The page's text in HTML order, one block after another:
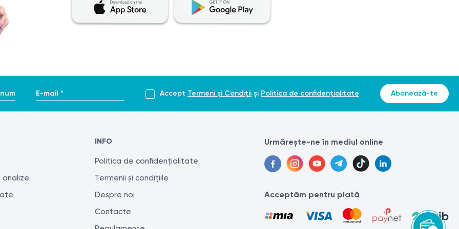
(la recomandarea medicului);
- doar cu acord medical).
timp de 2–3 zile;
care dispare de obicei în 1–3 zile. Firele de păr tratate cad treptat în 1–2 săptămâni. Dacă este necesar,
* E-mail * Accept Termeni și Condiții și Politica de confidențialitate Abonează-te
INFO
Politica de confidențialitate
Termenii și condițiile
Despre noi
Contacte
Urmărește-ne în mediul online
Acceptăm pentru plată